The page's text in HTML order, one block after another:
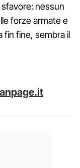
sfavore: nessun
forze armate e
fin fine, sembra il